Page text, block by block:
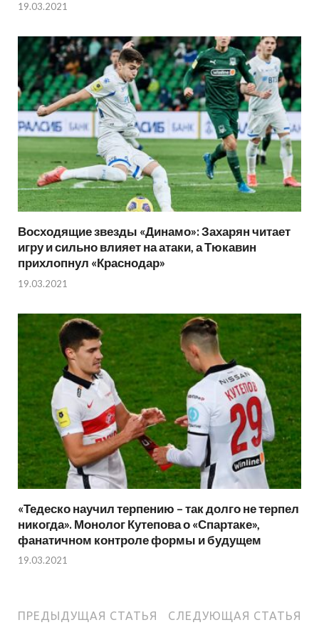
19.03.2021
Восходящие звезды «Динамо»: Захарян читает
игру и сильно влияет на атаки, а Тюкавин
прихлопнул «Краснодар»
19.03.2021
«Тедеско научил терпению – так долго не терпел
никогда». Монолог Кутепова о «Спартаке»,
фанатичном контроле формы и будущем
19.03.2021
ПРЕДЫДУЩАЯ СТАТЬЯ СЛЕДУЮЩАЯ СТАТЬЯ